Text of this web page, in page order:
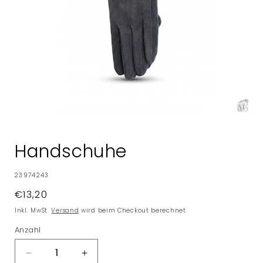
Modal
öffnen
Handschuhe
SKU:
23974243
Normaler
Preis
€13,20
Inkl. MwSt.Versand wird beim Checkout berechnet
Anzahl
Verringere
Erhöhe